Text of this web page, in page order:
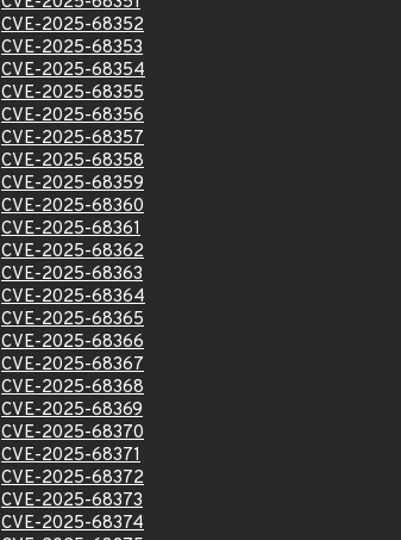
CVE-2025-68352
CVE-2025-68353
CVE-2025-68354
CVE-2025-68355
CVE-2025-68356
CVE-2025-68357
CVE-2025-68358
CVE-2025-68359
CVE-2025-68360
CVE-2025-68361
CVE-2025-68362
CVE-2025-68363
CVE-2025-68364
CVE-2025-68365
CVE-2025-68366
CVE-2025-68367
CVE-2025-68368
CVE-2025-68369
CVE-2025-68370
CVE-2025-68371
CVE-2025-68372
CVE-2025-68373
CVE-2025-68374